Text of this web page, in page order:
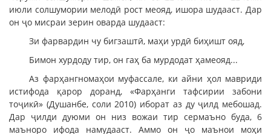
июли солшумории мелодӣ рост меояд, ишора шудааст. Дар
он ҷо мисраи зерин оварда шудааст:
Зи фарвардин чу бигзаштӣ, маҳи урдӣ биҳишт ояд,
Бимон хурдоду тир, он гаҳ ба мурдодат ҳамеояд...
Аз фарҳангномаҳои муфассале, ки айни ҳол мавриди
истифода қарор доранд, «Фарҳанги тафсирии забони
тоҷикӣ» (Душанбе, соли 2010) иборат аз ду ҷилд мебошад.
Дар ҷилди дуюми он низ вожаи тир сермаъно буда, 6
маъноро ифода намудааст. Аммо он ҷо маънои моҳи